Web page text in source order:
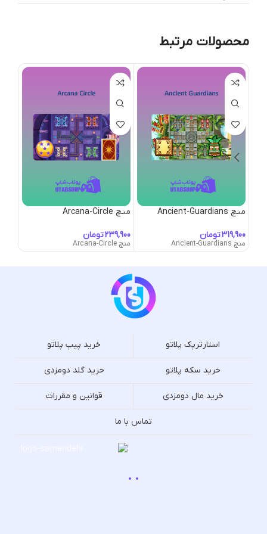
محصولات مرتبط
منچ Ancient-Guardians
تومان
منچ Ancient-Guardians
منچ Arcana-Circle
تومان
منچ Arcana-Circle
استارترپک پلاتو خرید پیپ پلاتو
خرید سکه پلاتو خرید گلد دومزدی
خرید مال دومزدی قوانین و مقررات
تماس با ما